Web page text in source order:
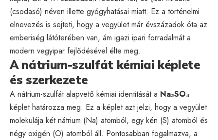
(csodasó) néven illette gyógyhatásai miatt. Ez a történelmi
elnevezés is sejteti, hogy a vegyület már évszázadok óta az
emberiség látóterében van, ám igazi ipari forradalmát a
modern vegyipar fejlődésével élte meg.
A nátrium-szulfát kémiai képlete
és szerkezete
A nátrium-szulfát alapvető kémiai identitását a Na₂SO₄
képlet határozza meg. Ez a képlet azt jelzi, hogy a vegyület
molekulája két nátrium (Na) atomból, egy kén (S) atomból és
négy oxigén (O) atomból áll. Pontosabban fogalmazva, a